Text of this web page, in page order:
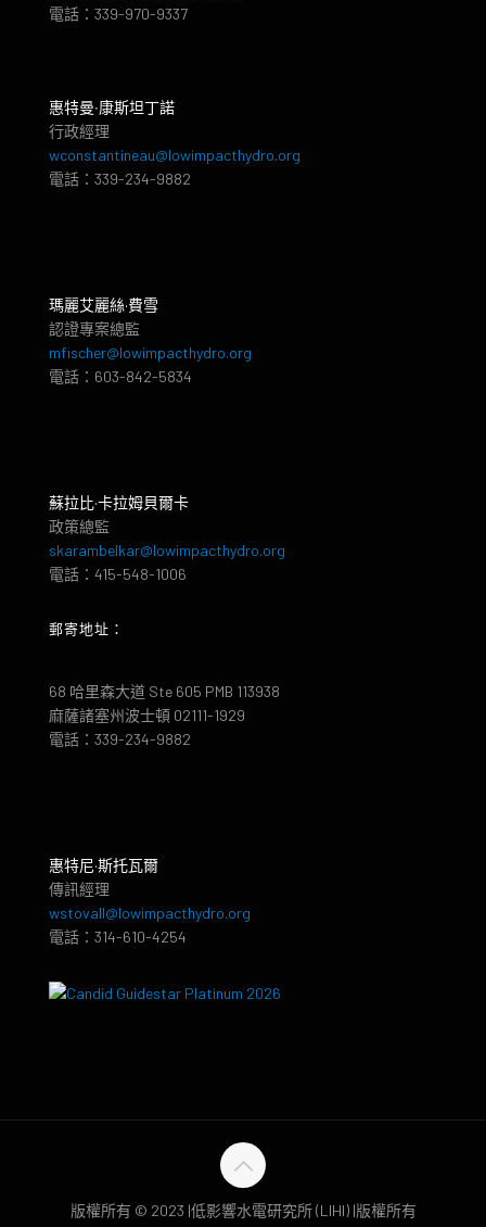
電話：339-970-9337
惠特曼‧康斯坦丁諾
行政經理
wconstantineau@lowimpacthydro.org
電話：339-234-9882
瑪麗艾麗絲·費雪
認證專案總監
mfischer@lowimpacthydro.org
電話：603-842-5834
蘇拉比·卡拉姆貝爾卡
政策總監
skarambelkar@lowimpacthydro.org
電話：415-548-1006
郵寄地址：
68 哈里森大道 Ste 605 PMB 113938
麻薩諸塞州波士頓 02111-1929
電話：339-234-9882
惠特尼·斯托瓦爾
傳訊經理
wstovall@lowimpacthydro.org
電話：314-610-4254
版權所有 © 2023 |低影響水電研究所 (LIHI) |版權所有